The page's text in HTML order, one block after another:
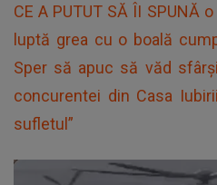
CE A PUTUT SĂ ÎI SPUNĂ
luptă grea cu o boală
Sper să apuc să văd
concurentei din Casa
sufletul”